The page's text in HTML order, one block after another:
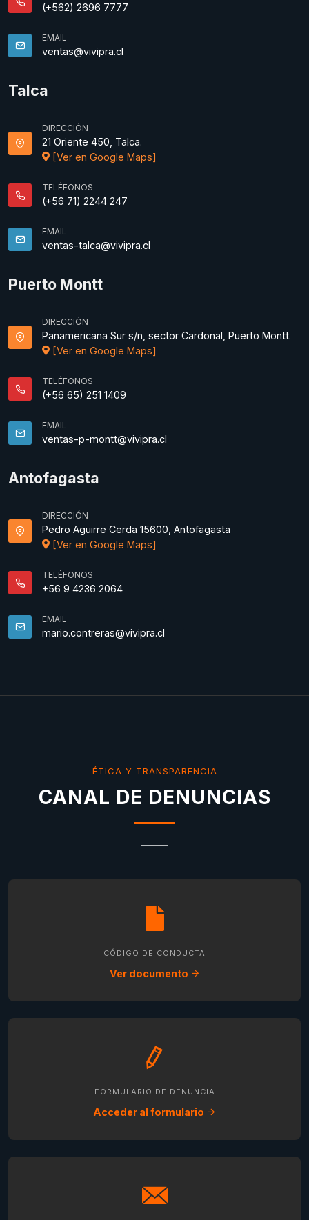
(+562) 2696 7777
EMAIL
ventas@vivipra.cl
Talca
DIRECCIÓN
21 Oriente 450, Talca.
[Ver en Google Maps]
TELÉFONOS
(+56 71) 2244 247
EMAIL
ventas-talca@vivipra.cl
Puerto Montt
DIRECCIÓN
Panamericana Sur s/n, sector Cardonal, Puerto Montt.
[Ver en Google Maps]
TELÉFONOS
(+56 65) 251 1409
EMAIL
ventas-p-montt@vivipra.cl
Antofagasta
DIRECCIÓN
Pedro Aguirre Cerda 15600, Antofagasta
[Ver en Google Maps]
TELÉFONOS
+56 9 4236 2064
EMAIL
mario.contreras@vivipra.cl
ÉTICA Y TRANSPARENCIA
CANAL DE DENUNCIAS
CÓDIGO DE CONDUCTA
Ver documento
FORMULARIO DE DENUNCIA
Acceder al formulario